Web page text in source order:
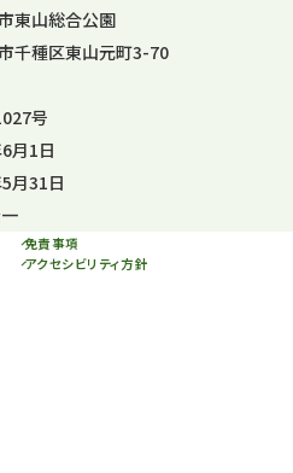
東山総合公園
千種区東山元町3-70
号
月1日
月31日
免責事項
アクセシビリティ方針